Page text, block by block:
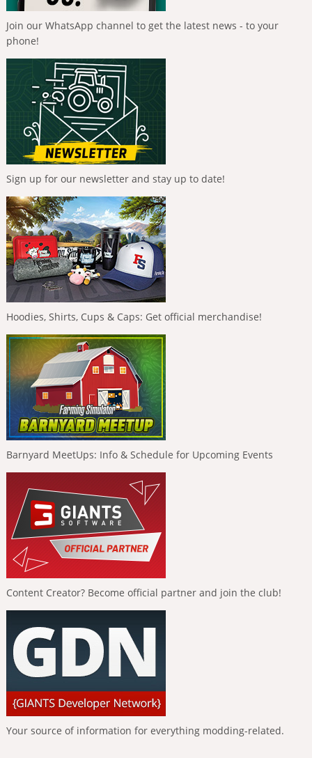
Join our WhatsApp channel to get the latest news - to your
phone!
Sign up for our newsletter and stay up to date!
Hoodies, Shirts, Cups & Caps: Get official merchandise!
Barnyard MeetUps: Info & Schedule for Upcoming Events
Content Creator? Become official partner and join the club!
Your source of information for everything modding-related.